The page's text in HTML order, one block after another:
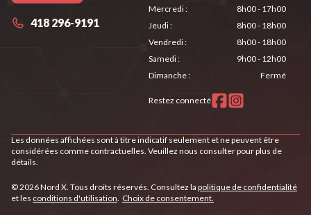
418 296-9191
Mercredi:
8h00 - 17h00
Jeudi:
8h00 - 18h00
Vendredi:
8h00 - 18h00
Samedi:
9h00 - 12h00
Dimanche: Fermé
Restez connecté
Les données affichées sont à titre indicatif seulement et ne peuvent être
considérées comme contractuelles. Veuillez nous consulter pour plus de
détails.
© 2026 Nord X. Tous droits réservés. Consultez la politique de confidentialité
et les conditions d'utilisation. Choix de consentement.